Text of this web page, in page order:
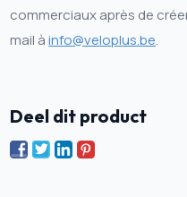
commerciaux après de
mail àinfo@veloplus.be.
Deel dit product